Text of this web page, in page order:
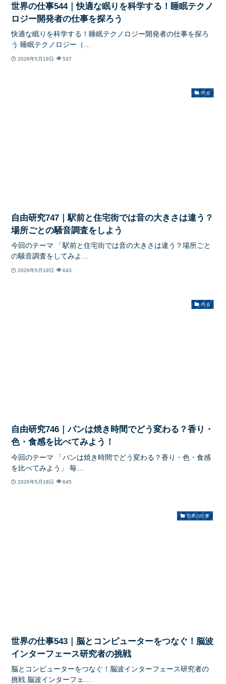
世界の仕事544｜快適な眠りを科学する！睡眠テクノ
ロジー開発者の仕事を探ろう
快適な眠りを科学する！睡眠テクノロジー開発者の仕事を探ろ
う 睡眠テクノロジー（…
2026年5月19日 537
作る
自由研究747｜駅前と住宅街では音の大きさは違う？
場所ごとの騒音調査をしよう
今回のテーマ 「駅前と住宅街では音の大きさは違う？場所ごと
の騒音調査をしてみよ…
2026年5月19日 643
作る
自由研究746｜パンは焼き時間でどう変わる？香り・
色・食感を比べてみよう！
今回のテーマ 「パンは焼き時間でどう変わる？香り・色・食感
を比べてみよう」 毎…
2026年5月18日 645
世界の仕事
世界の仕事543｜脳とコンピューターをつなぐ！脳波
インターフェース研究者の挑戦
脳とコンピューターをつなぐ！脳波インターフェース研究者の
挑戦 脳波インターフェ…